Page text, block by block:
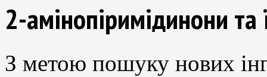
2-амінопіримідинони та
З метою пошуку нових